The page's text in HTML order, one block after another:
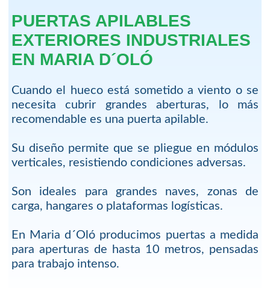
PUERTAS APILABLES
EXTERIORES INDUSTRIALES
EN MARIA D´OLÓ
Cuando el hueco está sometido a viento o se
necesita cubrir grandes aberturas, lo más
recomendable es una puerta apilable.
Su diseño permite que se pliegue en módulos
verticales, resistiendo condiciones adversas.
Son ideales para grandes naves, zonas de
carga, hangares o plataformas logísticas.
En Maria d´Oló producimos puertas a medida
para aperturas de hasta 10 metros, pensadas
para trabajo intenso.